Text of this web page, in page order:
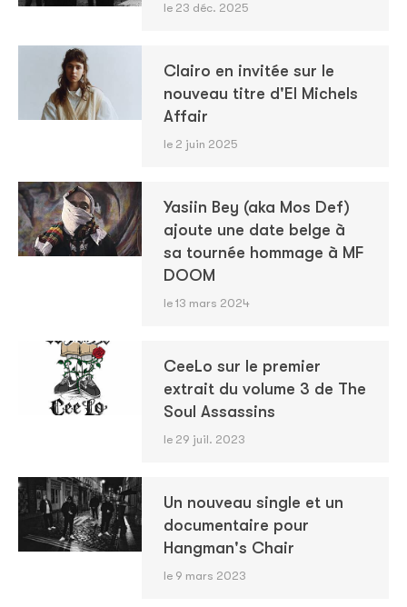
le 23 déc. 2025
Clairo en invitée sur le
nouveau titre d'El Michels
Affair
le 2 juin 2025
Yasiin Bey (aka Mos Def)
ajoute une date belge à
sa tournée hommage à MF
DOOM
le 13 mars 2024
CeeLo sur le premier
extrait du volume 3 de The
Soul Assassins
le 29 juil. 2023
Un nouveau single et un
documentaire pour
Hangman's Chair
le 9 mars 2023